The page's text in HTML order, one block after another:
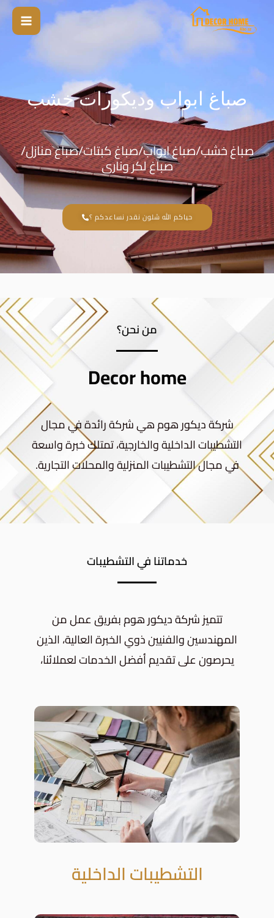
صباغ ابواب وديكورات خشب
صباغ خشب/صباغ ابواب/صباغ كبتات/صباغ منازل/
صباغ لكر ونارى
حياكم الله شلون نقدر نساعدكم ؟
من نحن؟
Decor home
شركة ديكور هوم هي شركة رائدة في مجال
التشطيبات الداخلية والخارجية، تمتلك خبرة واسعة
في مجال التشطيبات المنزلية والمحلات التجارية.
خدماتنا في التشطيبات
تتميز شركة ديكور هوم بفريق عمل من
المهندسين والفنيين ذوي الخبرة العالية، الذين
يحرصون على تقديم أفضل الخدمات لعملائنا،
التشطيبات الداخلية